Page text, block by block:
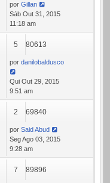
por Gillan
Sáb Out 31, 2015
11:18 am
5 80613
por danilobaldusco
Qui Out 29, 2015
9:51 am
2 69840
por Said Abud
Seg Ago 03, 2015
9:28 am
7 89896